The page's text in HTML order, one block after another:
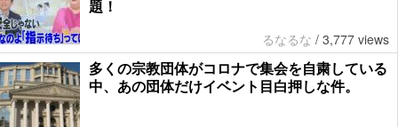
題！
るなるな / 3,777 views
多くの宗教団体がコロナで集会を自粛している
中、あの団体だけイベント目白押しな件。